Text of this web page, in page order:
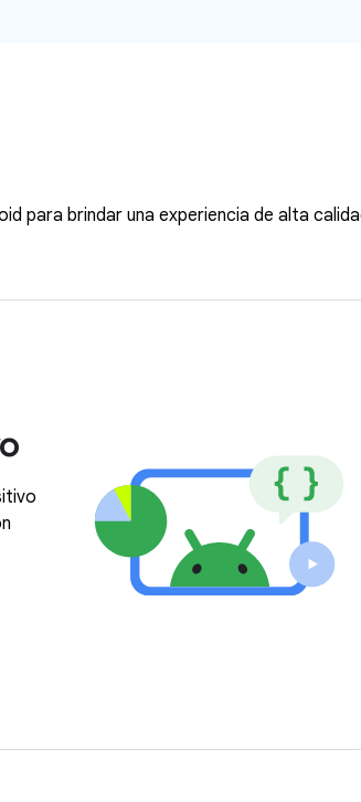
para brindar una experiencia de alta